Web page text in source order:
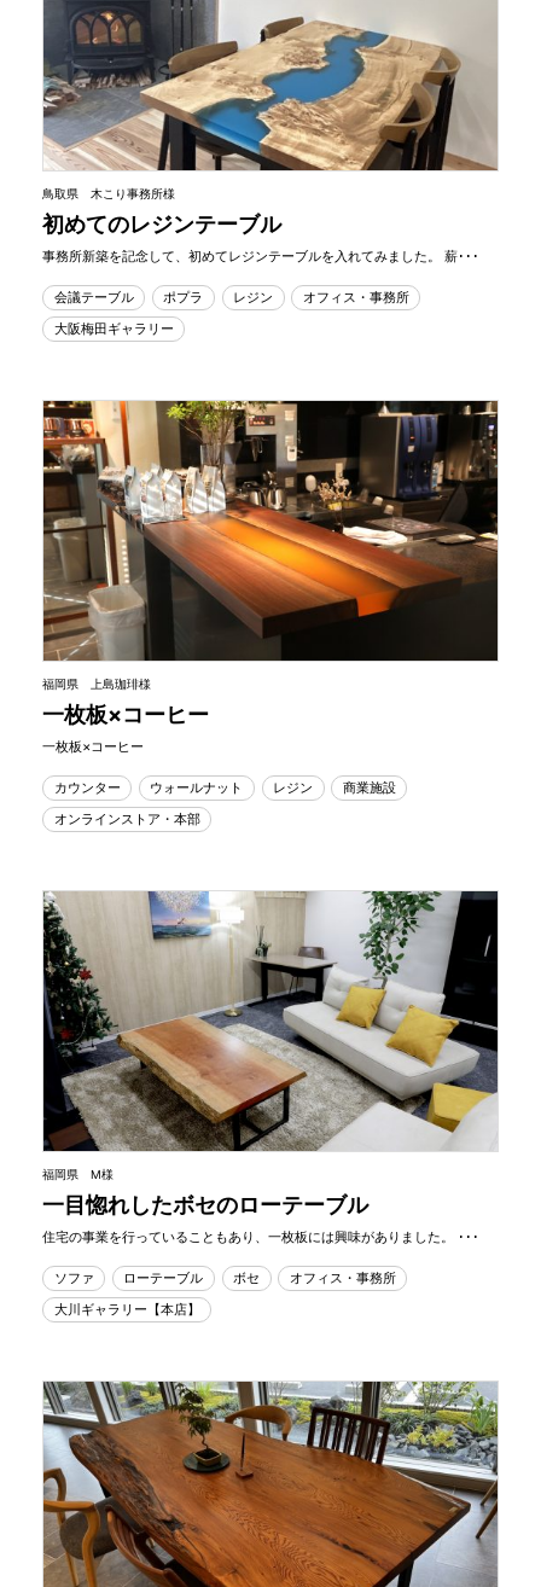
鳥取県 木こり事務所様
初めてのレジンテーブル
事務所新築を記念して、初めてレジンテーブルを入れてみました。 薪･･･
会議テーブル ポプラ レジン
オフィス・事務所
大阪梅田ギャラリー
福岡県 上島珈琲様
一枚板×コーヒー
一枚板×コーヒー
カウンター ウォールナット レジン
商業施設
オンラインストア・本部
福岡県 M様
一目惚れしたボセのローテーブル
住宅の事業を行っていることもあり、一枚板には興味がありました。 ･･･
ソファ ローテーブル ボセ
オフィス・事務所
大川ギャラリー【本店】